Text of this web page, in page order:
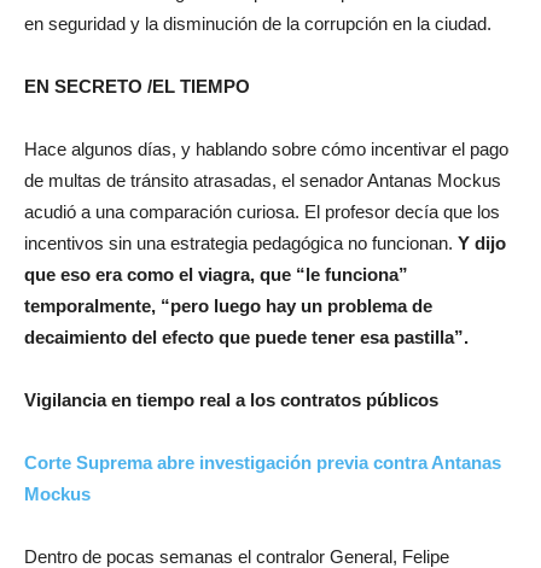
en seguridad y la disminución de la corrupción en la ciudad.
EN SECRETO /EL TIEMPO
Hace algunos días, y hablando sobre cómo incentivar el pago
de multas de tránsito atrasadas, el senador Antanas Mockus
acudió a una comparación curiosa. El profesor decía que los
incentivos sin una estrategia pedagógica no funcionan. Y dijo
que eso era como el viagra, que “le funciona”
temporalmente, “pero luego hay un problema de
decaimiento del efecto que puede tener esa pastilla”.
Vigilancia en tiempo real a los contratos públicos
Corte Suprema abre investigación previa contra Antanas
Mockus
Dentro de pocas semanas el contralor General, Felipe